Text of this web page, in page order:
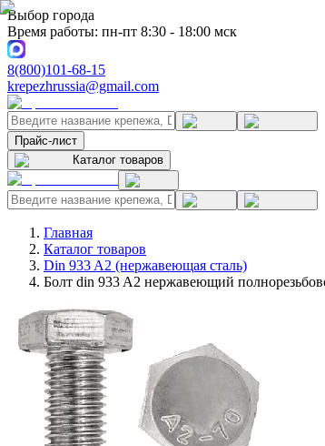
Выбор города
Время работы: пн-пт 8:30 - 18:00 мск
8(800)101-68-15
krepezhrussia@gmail.com
Прайс-лист
Каталог товаров
Главная
Каталог товаров
Din 933 A2 (нержавеющая сталь)
Болт din 933 A2 нержавеющий